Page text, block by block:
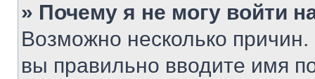
» Почему я не могу войти
Возможно несколько
вы правильно вводите имя